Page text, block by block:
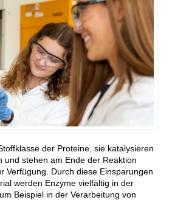
der Proteine, sie katalysieren
und stehen am Ende der Reaktion
Verfügung. Durch diese Einsparungen
werden Enzyme vielfältig in der
Beispiel in der Verarbeitung von